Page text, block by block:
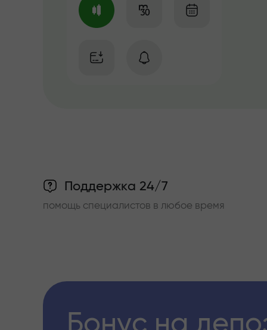
Поддержка 24/7
помощь специалистов в любое время
Бонус на